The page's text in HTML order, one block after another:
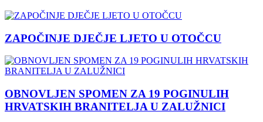
ZAPOČINJE DJEČJE LJETO U OTOČCU
OBNOVLJEN SPOMEN ZA 19 POGINULIH
HRVATSKIH BRANITELJA U ZALUŽNICI